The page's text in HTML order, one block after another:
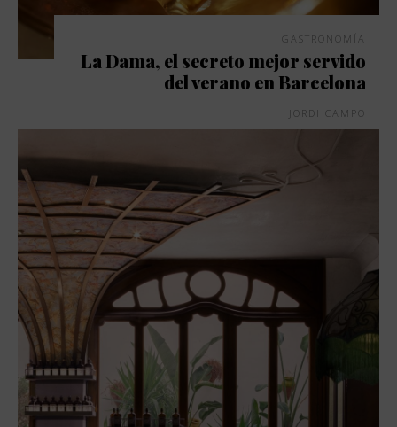
GASTRONOMÍA
La Dama, el secreto mejor servido
del verano en Barcelona
JORDI CAMPO